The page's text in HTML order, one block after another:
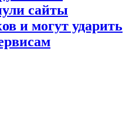
сайты
и могут ударить